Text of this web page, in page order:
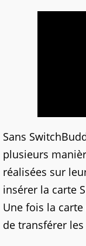
Sans
plusieurs
réalisées sur
insérer la carte
Une fois la
de transférer